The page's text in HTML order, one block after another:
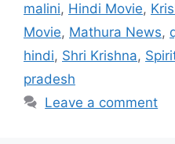
malini, Hindi Movie,
Movie, Mathura News,
hindi, Shri Krishna,
pradesh
Leave a comment